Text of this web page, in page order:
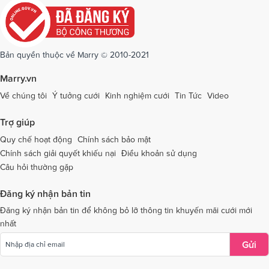
Dịch vụ cưới tại Quảng Ngãi
Dịch vụ cưới tại Quảng Ninh
Dịch vụ cưới tại Sóc Trăng Dịch vụ cưới tại Sơn La
Dịch vụ cưới tại Thái Bình Dịch vụ cưới tại Thanh Hóa
Dịch vụ cưới tại Thừa Thiên - Huế
Dịch vụ cưới tại An Giang Dịch vụ cưới tại Trà Vinh
Dịch vụ cưới tại Tuyên Quang Dịch vụ cưới tại Vĩnh Long
Dịch vụ cưới tại Bà Rịa - Vũng TàuDịch vụ cưới tại Bắc Giang
Dịch vụ cưới tại Bắc Kạn
Bản quyền thuộc về Marry © 2010-2021
Marry.vn
Về chúng tôi Ý tưởng cưới Kinh nghiệm cưới Tin Tức Video
Trợ giúp
Quy chế hoạt động
Chính sách bảo mật
Chính sách giải quyết khiếu nại Điều khoản sử dụng
Câu hỏi thường gặp
Đăng ký nhận bản tin
Đăng ký nhận bản tin để không bỏ lỡ thông tin khuyến mãi cưới mới
nhất
Gửi